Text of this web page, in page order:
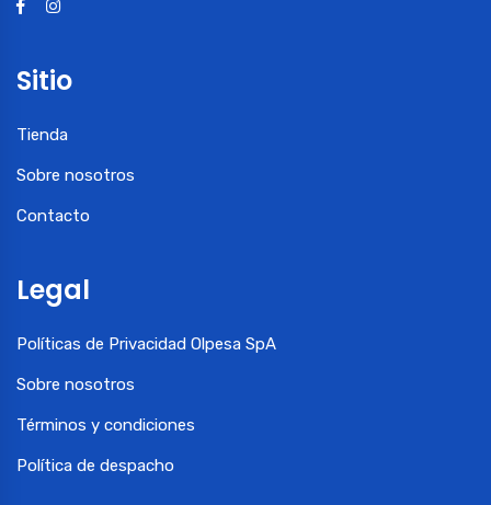
Sitio
Tienda
Sobre nosotros
Contacto
Legal
Políticas de Privacidad Olpesa SpA
Sobre nosotros
Términos y condiciones
Política de despacho